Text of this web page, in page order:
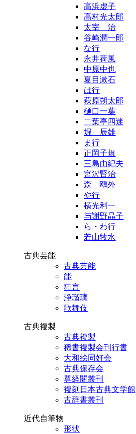
高浜虚子
高村光太郎
太宰 治
谷崎潤一郎
な行
永井荷風
中原中也
夏目漱石
は行
萩原朔太郎
樋口一葉
二葉亭四迷
堀 辰雄
ま行
正岡子規
三島由紀夫
宮沢賢治
森 鴎外
や行
横光利一
与謝野晶子
ら・わ行
若山牧水
古典芸能
古典芸能
能
狂言
浄瑠璃
歌舞伎
古典複製
古典複製
稀書複製会刊行書
大和絵同好会
古典保存会
尊経閣叢刊
複刻日本古典文学館
古辞書叢刊
近代自筆物
形状